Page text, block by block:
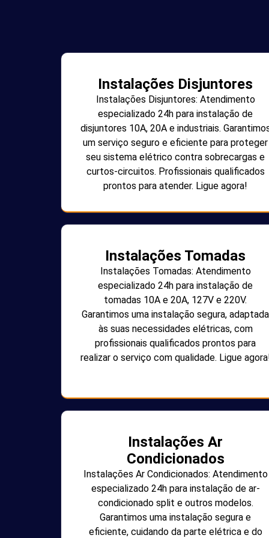
Instalações Disjuntores
Instalações Disjuntores: Atendimento
especializado 24h para instalação de
disjuntores 10A, 20A e industriais.
um serviço seguro e eficiente para proteger
seu sistema elétrico contra sobrecargas e
curtos-circuitos. Profissionais qualificados
prontos para atender. Ligue agora!
Instalações Tomadas
Instalações Tomadas: Atendimento
especializado 24h para instalação de
tomadas 10A e 20A, 127V e 220V.
Garantimos uma instalação segura, adaptada
às suas necessidades elétricas, com
profissionais qualificados prontos para
realizar o serviço com qualidade. Ligue
Instalações Ar
Condicionados
Instalações Ar Condicionados: Atendimento
especializado 24h para instalação de ar-
condicionado split e outros modelos.
Garantimos uma instalação segura e
eficiente, cuidando da parte elétrica e do